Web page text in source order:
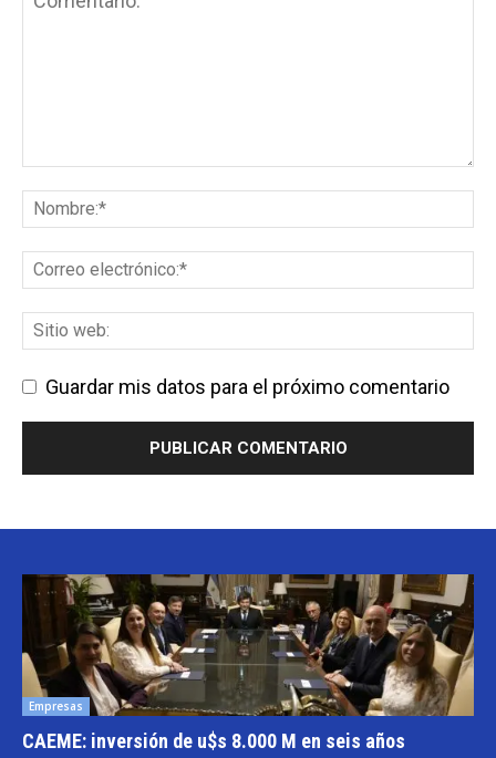
Guardar mis datos para el próximo comentario
Empresas
CAEME: inversión de u$s 8.000 M en seis años